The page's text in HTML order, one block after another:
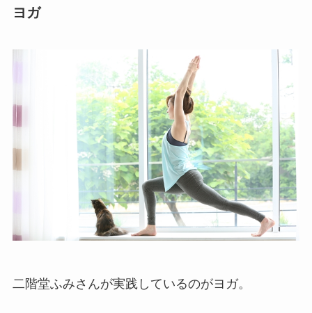
ヨガ
二階堂ふみさんが実践しているのがヨガ。